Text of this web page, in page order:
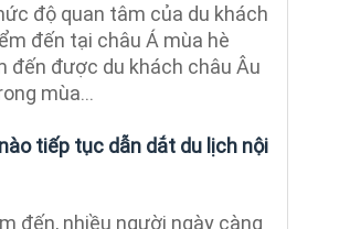
độ quan tâm của du khách
đến tại châu Á mùa hè
đến được du khách châu Âu
mùa...
tiếp tục dẫn dắt du lịch nội
đến, nhiều người ngày càng